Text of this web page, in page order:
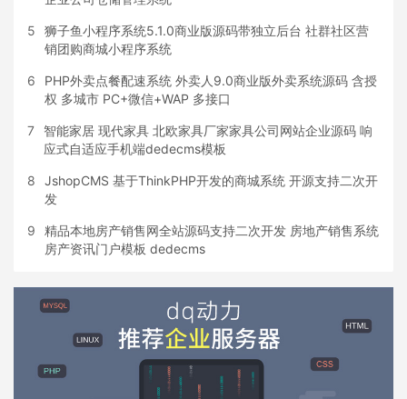
5
狮子鱼小程序系统5.1.0商业版源码带独立后台 社群社区营
销团购商城小程序系统
6
PHP外卖点餐配速系统 外卖人9.0商业版外卖系统源码 含授
权 多城市 PC+微信+WAP 多接口
7
智能家居 现代家具 北欧家具厂家家具公司网站企业源码 响
应式自适应手机端dedecms模板
8
JshopCMS 基于ThinkPHP开发的商城系统 开源支持二次开
发
9
精品本地房产销售网全站源码支持二次开发 房地产销售系统
房产资讯门户模板 dedecms